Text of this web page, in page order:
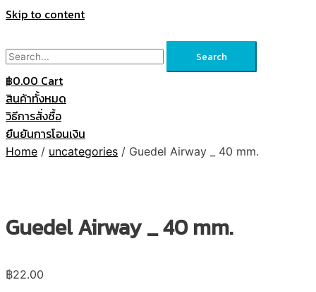
Skip to content
Search
฿0.00 Cart
สินค้าทั้งหมด
วิธีการสั่งซื้อ
ยืนยันการโอนเงิน
Home / uncategories / Guedel Airway _ 40 mm.
Guedel Airway _ 40 mm.
฿22.00